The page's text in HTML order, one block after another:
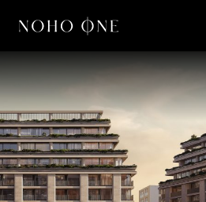
O NOHO ONE
LIFESTYLE
APARTAMENTY